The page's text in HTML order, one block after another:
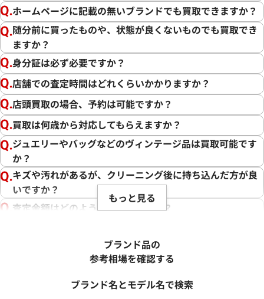
ホームページに記載の無いブランドでも買取できますか？
随分前に買ったものや、状態が良くないものでも買取でき
ますか？
身分証は必ず必要ですか？
店舗での査定時間はどれくらいかかりますか？
店頭買取の場合、予約は可能ですか？
買取は何歳から対応してもらえますか？
ジュエリーやバッグなどのヴィンテージ品は買取可能です
か？
キズや汚れがあるが、クリーニング後に持ち込んだ方が良
いですか？
査定金額はどのように決まりますか？
売却するか悩んでいるのですが、査定だけお願いできます
1点からでも査定できますか？
もっと見る
ブランド品の
参考相場を確認する
ブランド名とモデル名で検索